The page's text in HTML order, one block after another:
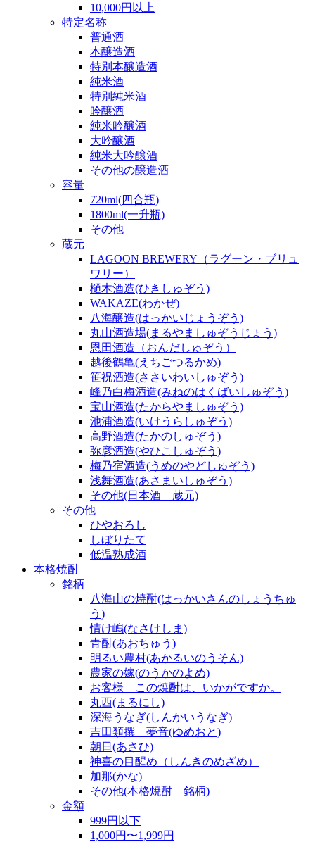
10,000円以上
特定名称
普通酒
本醸造酒
特別本醸造酒
純米酒
特別純米酒
吟醸酒
純米吟醸酒
大吟醸酒
純米大吟醸酒
その他の醸造酒
容量
720ml(四合瓶)
1800ml(一升瓶)
その他
蔵元
LAGOON BREWERY（ラグーン・ブリュ
ワリー）
樋木酒造(ひきしゅぞう)
WAKAZE(わかぜ)
八海醸造(はっかいじょうぞう)
丸山酒造場(まるやましゅぞうじょう)
恩田酒造（おんだしゅぞう）
越後鶴亀(えちごつるかめ)
笹祝酒造(ささいわいしゅぞう)
峰乃白梅酒造(みねのはくばいしゅぞう)
宝山酒造(たからやましゅぞう)
池浦酒造(いけうらしゅぞう)
高野酒造(たかのしゅぞう)
弥彦酒造(やひこしゅぞう)
梅乃宿酒造(うめのやどしゅぞう)
浅舞酒造(あさまいしゅぞう)
その他(日本酒 蔵元)
その他
ひやおろし
しぼりたて
低温熟成酒
本格焼酎
銘柄
八海山の焼酎(はっかいさんのしょうちゅ
う)
情け嶋(なさけしま)
青酎(あおちゅう)
明るい農村(あかるいのうそん)
農家の嫁(のうかのよめ)
お客様 この焼酎は、いかがですか。
丸西(まるにし)
深海うなぎ(しんかいうなぎ)
吉田類撰 夢音(ゆめおと)
朝日(あさひ)
神喜の目醒め（しんきのめざめ）
加那(かな)
その他(本格焼酎 銘柄)
金額
999円以下
1,000円〜1,999円